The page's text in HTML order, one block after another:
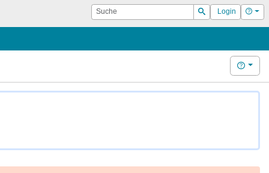
Suche
Suchen
Login Hilfe
Hilfe